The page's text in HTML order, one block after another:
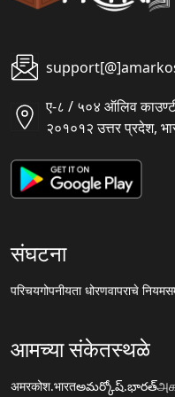
ए-८ / ५०४ ऑलिव
२०१०१२ उत्तर प्रदेश,
संघटना
परिचयगोपनीयता धोरणवापराचे नियम
आमच्या संकेतस्थळे
अमरकोश.भारतఅమర్కోష్.భారత్